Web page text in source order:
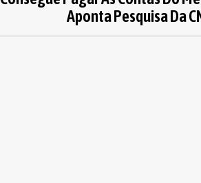
Aponta Pesquisa Da